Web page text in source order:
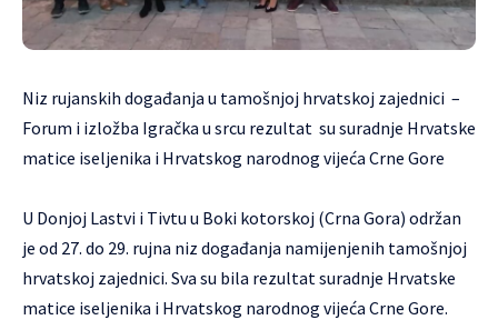
Niz rujanskih događanja u tamošnjoj hrvatskoj zajednici –
Forum i izložba Igračka u srcu rezultat su suradnje Hrvatske
matice iseljenika i Hrvatskog narodnog vijeća Crne Gore
U Donjoj Lastvi i Tivtu u Boki kotorskoj (Crna Gora) održan
je od 27. do 29. rujna niz događanja namijenjenih tamošnjoj
hrvatskoj zajednici. Sva su bila rezultat suradnje Hrvatske
matice iseljenika i Hrvatskog narodnog vijeća Crne Gore.